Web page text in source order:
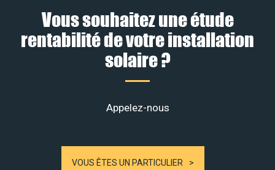
Vous souhaitez une étude
rentabilité de votre installation
solaire ?
Appelez-nous
VOUS ÊTES UN PARTICULIER